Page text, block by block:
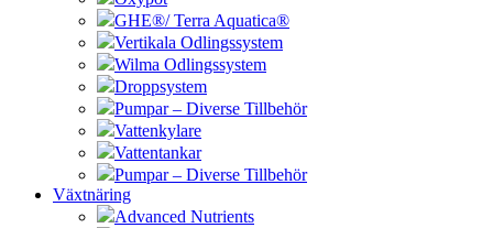
GHE®/ Terra Aquatica®
Vertikala Odlingssystem
Wilma Odlingssystem
Droppsystem
Pumpar – Diverse Tillbehör
Vattenkylare
Vattentankar
Pumpar – Diverse Tillbehör
Växtnäring
Advanced Nutrients